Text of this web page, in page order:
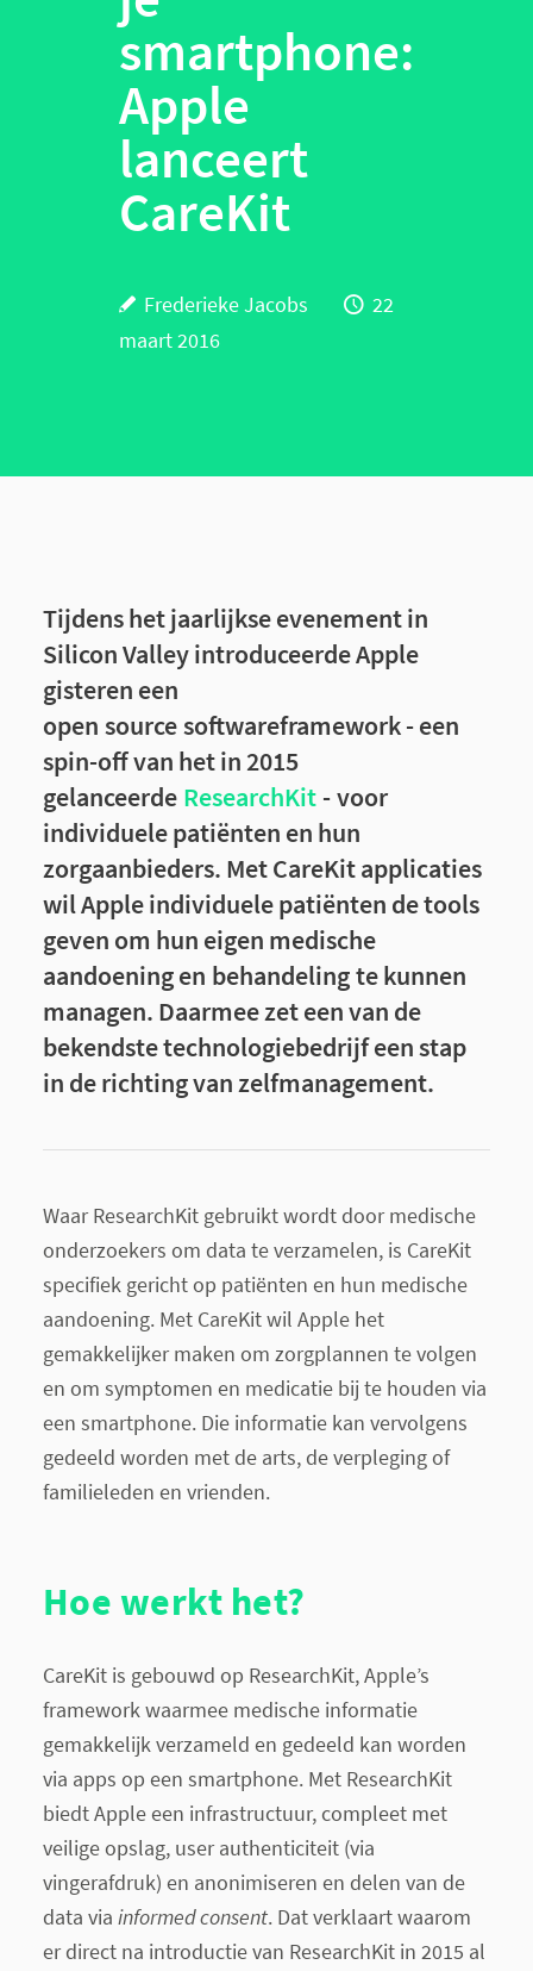
smartphone:
Apple
lanceert
CareKit
Frederieke Jacobs
22
maart 2016
Tijdens het jaarlijkse evenement in
Silicon Valley introduceerde Apple
gisteren een
open source softwareframework - een
spin-off van het in 2015
gelanceerde ResearchKit- voor
individuele patiënten en hun
zorgaanbieders. Met CareKit applicaties
wil Apple individuele patiënten de tools
geven om hun eigen medische
aandoening en behandeling te kunnen
managen. Daarmee zet een van de
bekendste technologiebedrijf een stap
in de richting van zelfmanagement.
Waar ResearchKit gebruikt wordt door medische
onderzoekers om data te verzamelen, is CareKit
specifiek gericht op patiënten en hun medische
aandoening. Met CareKit wil Apple het
gemakkelijker maken om zorgplannen te volgen
en om symptomen en medicatie bij te houden via
een smartphone. Die informatie kan vervolgens
gedeeld worden met de arts, de verpleging of
familieleden en vrienden.
Hoe werkt het?
CareKit is gebouwd op ResearchKit, Apple’s
framework waarmee medische informatie
gemakkelijk verzameld en gedeeld kan worden
via apps op een smartphone. Met ResearchKit
biedt Apple een infrastructuur, compleet met
veilige opslag, user authenticiteit (via
vingerafdruk) en anonimiseren en delen van de
data via informed consent. Dat verklaart waarom
er direct na introductie van ResearchKit in 2015 al